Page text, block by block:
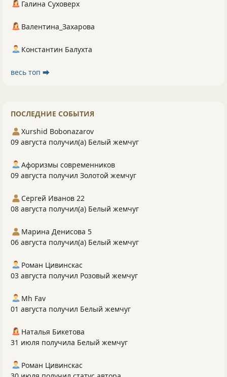
Галина Суховерх
Валентина_Захарова
Константин Балухта
весь топ ⮕
ПОСЛЕДНИЕ СОБЫТИЯ
Xurshid Bobonazarov
09 августа получил(а) Белый жемчуг
Афоризмы современников
09 августа получил Золотой жемчуг
Сергей Иванов 22
08 августа получил(а) Белый жемчуг
Марина Денисова 5
06 августа получил(а) Белый жемчуг
Роман Цивинскас
03 августа получил Розовый жемчуг
Mh Fav
01 августа получил Белый жемчуг
Наталья Бикетова
31 июля получила Белый жемчуг
Роман Цивинскас